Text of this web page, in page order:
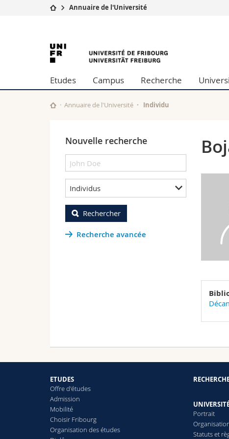
Etudes
Campus
Université
Formation continue
Lettres et
Sciences de
Annuaire de l'Université
University
of
Fribourg
Etudes Campus Recherche
Annuaire de l'Université Individu
Nouvelle recherche
Individus
Rechercher
Recherche avancée
ETUDES
Offre d'études
Admission
Mobilité
Choisir Fribourg
Organisation des études
Portrait
Statuts et